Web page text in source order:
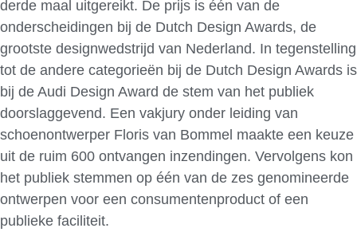
derde maal uitgereikt. De prijs is één van de
onderscheidingen bij de Dutch Design Awards, de
grootste designwedstrijd van Nederland. In tegenstelling
tot de andere categorieën bij de Dutch Design Awards is
bij de Audi Design Award de stem van het publiek
doorslaggevend. Een vakjury onder leiding van
schoenontwerper Floris van Bommel maakte een keuze
uit de ruim 600 ontvangen inzendingen. Vervolgens kon
het publiek stemmen op één van de zes genomineerde
ontwerpen voor een consumentenproduct of een
publieke faciliteit.